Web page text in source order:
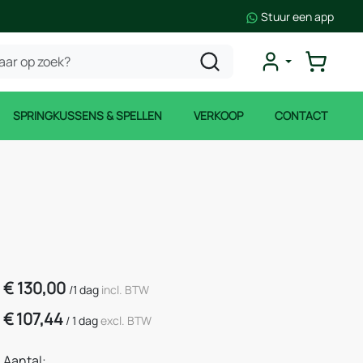
Stuur een app
SPRINGKUSSENS & SPELLEN VERKOOP CONTACT
€130,00 /1 dag incl. BTW
€107,44 /1 dagexcl. BTW